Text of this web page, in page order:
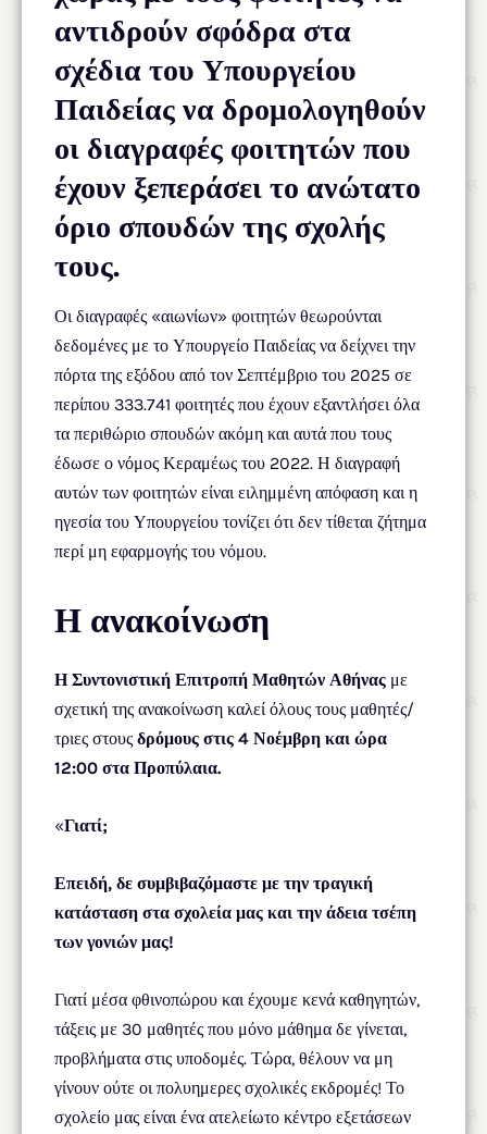
αντιδρούν σφόδρα στα
σχέδια του Υπουργείου
Παιδείας να δρομολογηθούν
οι διαγραφές φοιτητών που
έχουν ξεπεράσει το ανώτατο
όριο σπουδών της σχολής
τους.
Οι διαγραφές «αιωνίων» φοιτητών θεωρούνται
δεδομένες με το Υπουργείο Παιδείας να δείχνει την
πόρτα της εξόδου από τον Σεπτέμβριο του 2025 σε
περίπου 333.741 φοιτητές που έχουν εξαντλήσει όλα
τα περιθώριο σπουδών ακόμη και αυτά που τους
έδωσε ο νόμος Κεραμέως του 2022. Η διαγραφή
αυτών των φοιτητών είναι ειλημμένη απόφαση και η
ηγεσία του Υπουργείου τονίζει ότι δεν τίθεται ζήτημα
περί μη εφαρμογής του νόμου.
Η ανακοίνωση
Η Συντονιστική Επιτροπή Μαθητών Αθήνας με
σχετική της ανακοίνωση καλεί όλους τους μαθητές/
τριες στους δρόμους στις 4 Νοέμβρη και ώρα
12:00 στα Προπύλαια.
«Γιατί;
Επειδή, δε συμβιβαζόμαστε με την τραγική
κατάσταση στα σχολεία μας και την άδεια τσέπη
των γονιών μας!
Γιατί μέσα φθινοπώρου και έχουμε κενά καθηγητών,
τάξεις με 30 μαθητές που μόνο μάθημα δε γίνεται,
προβλήματα στις υποδομές. Τώρα, θέλουν να μη
γίνουν ούτε οι πολυημερες σχολικές εκδρομές! Το
σχολείο μας είναι ένα ατελείωτο κέντρο εξετάσεων